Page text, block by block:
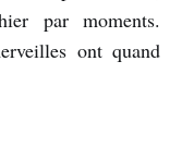
par moments.
ont quand